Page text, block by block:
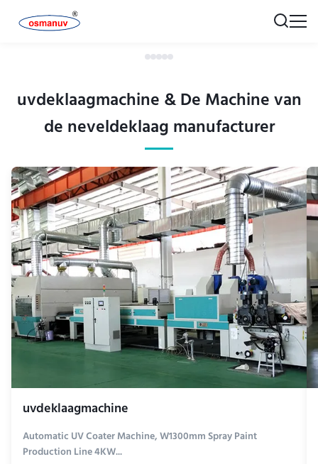
uvdeklaagmachine & De Machine van
de neveldeklaag manufacturer
uvdeklaagmachine
Automatic UV Coater Machine, W1300mm Spray Paint
Production Line 4KW...